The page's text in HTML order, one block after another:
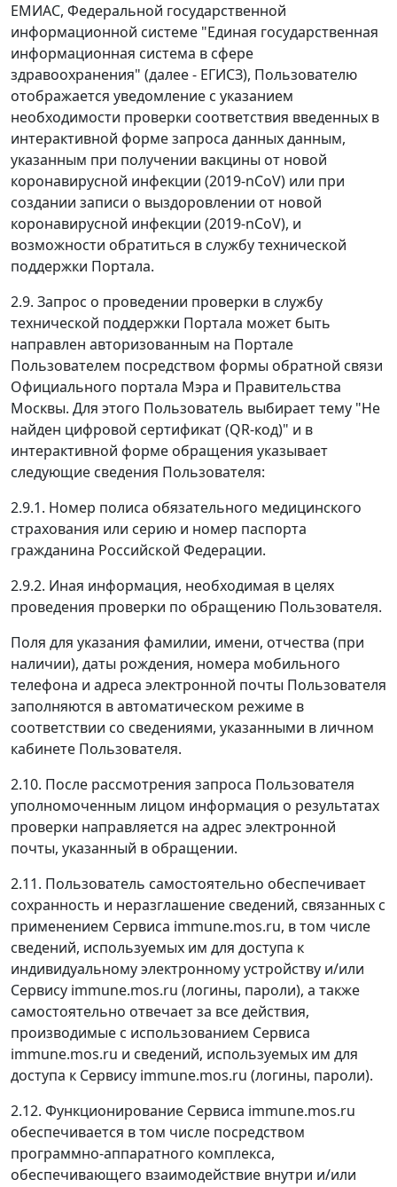
ЕМИАС, Федеральной государственной
информационной системе "Единая государственная
информационная система в сфере
здравоохранения" (далее - ЕГИСЗ), Пользователю
отображается уведомление с указанием
необходимости проверки соответствия введенных в
интерактивной форме запроса данных данным,
указанным при получении вакцины от новой
коронавирусной инфекции (2019-nCoV) или при
создании записи о выздоровлении от новой
коронавирусной инфекции (2019-nCoV), и
возможности обратиться в службу технической
поддержки Портала.
2.9. Запрос о проведении проверки в службу
технической поддержки Портала может быть
направлен авторизованным на Портале
Пользователем посредством формы обратной связи
Официального портала Мэра и Правительства
Москвы. Для этого Пользователь выбирает тему "Не
найден цифровой сертификат (QR-код)" и в
интерактивной форме обращения указывает
следующие сведения Пользователя:
2.9.1. Номер полиса обязательного медицинского
страхования или серию и номер паспорта
гражданина Российской Федерации.
2.9.2. Иная информация, необходимая в целях
проведения проверки по обращению Пользователя.
Поля для указания фамилии, имени, отчества (при
наличии), даты рождения, номера мобильного
телефона и адреса электронной почты Пользователя
заполняются в автоматическом режиме в
соответствии со сведениями, указанными в личном
кабинете Пользователя.
2.10. После рассмотрения запроса Пользователя
уполномоченным лицом информация о результатах
проверки направляется на адрес электронной
почты, указанный в обращении.
2.11. Пользователь самостоятельно обеспечивает
сохранность и неразглашение сведений, связанных с
применением Сервиса immune.mos.ru, в том числе
сведений, используемых им для доступа к
индивидуальному электронному устройству и/или
Сервису immune.mos.ru (логины, пароли), а также
самостоятельно отвечает за все действия,
производимые с использованием Сервиса
immune.mos.ru и сведений, используемых им для
доступа к Сервису immune.mos.ru (логины, пароли).
2.12. Функционирование Сервиса immune.mos.ru
обеспечивается в том числе посредством
программно-аппаратного комплекса,
обеспечивающего взаимодействие внутри и/или